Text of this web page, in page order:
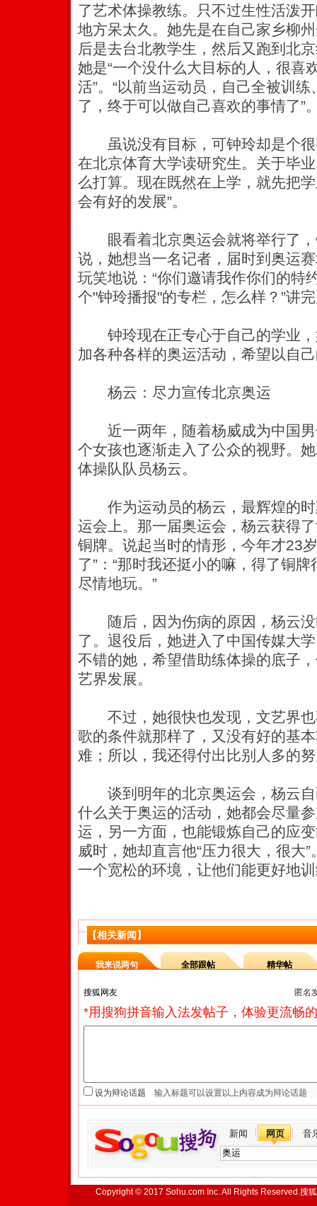
了艺术体操教练。只不过生性活泼
地方呆太久。她先是在自己家乡柳
后是去台北教学生，然后又跑到北
她是“一个没什么大目标的人，很喜
活”。“以前当运动员，自己全被训
了，终于可以做自己喜欢的事情了”
虽说没有目标，可钟玲却是个很
在北京体育大学读研究生。关于毕
么打算。现在既然在上学，就先把
会有好的发展”。
眼看着北京奥运会就将举行了，
说，她想当一名记者，届时到奥运
玩笑地说：“你们邀请我作你们的特
个"钟玲播报"的专栏，怎么样？”讲
钟玲现在正专心于自己的学业，
加各种各样的奥运活动，希望以自
杨云：尽力宣传北京奥运
近一两年，随着杨威成为中国男
个女孩也逐渐走入了公众的视野。
体操队队员杨云。
作为运动员的杨云，最辉煌的时
运会上。那一届奥运会，杨云获得
铜牌。说起当时的情形，今年才23
了”：“那时我还挺小的嘛，得了铜
尽情地玩。”
随后，因为伤病的原因，杨云没
了。退役后，她进入了中国传媒大
不错的她，希望借助练体操的底子
艺界发展。
不过，她很快也发现，文艺界也
歌的条件就那样了，又没有好的基
难；所以，我还得付出比别人多的努
谈到明年的北京奥运会，杨云自
什么关于奥运的活动，她都会尽量
运，另一方面，也能锻炼自己的应
威时，她却直言他“压力很大，很大
一个宽松的环境，让他们能更好地
【相关新闻】
我来说两句 全部跟帖 精华帖
匿名
*用搜狗拼音输入法发帖子，体验更流畅
设为辩论话题
新闻 网页 音
Copyright © 2017 Sohu.com Inc. All Rights Reserved.搜